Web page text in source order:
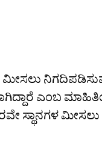
ಮೀಸಲು
ಎಂಬ
ಸ್ಥಾನಗಳ